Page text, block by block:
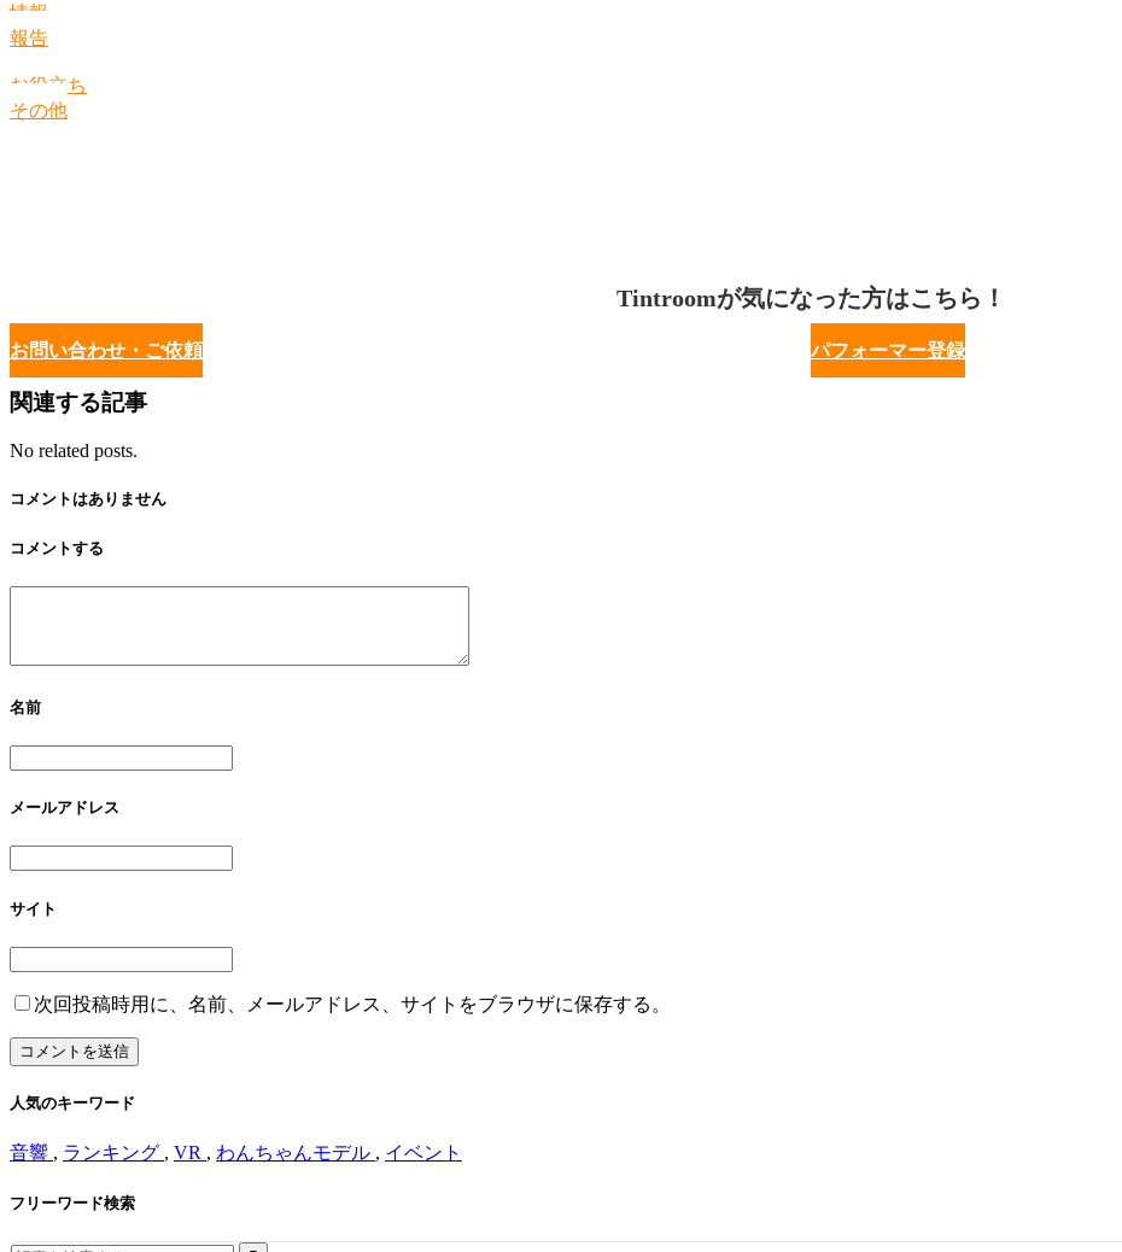
情報
報告
お役立ち
その他
Tintroomが気になった方はこちら！
お問い合わせ・ご依頼 パフォーマー登録
関連する記事
No related posts.
コメントはありません
コメントする
名前
メールアドレス
サイト
次回投稿時用に、名前、メールアドレス、サイトをブラウザに保存する。
人気のキーワード
音響 , ランキング , VR , わんちゃんモデル , イベント
フリーワード検索